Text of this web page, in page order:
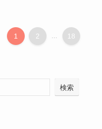
1 2 18
検索